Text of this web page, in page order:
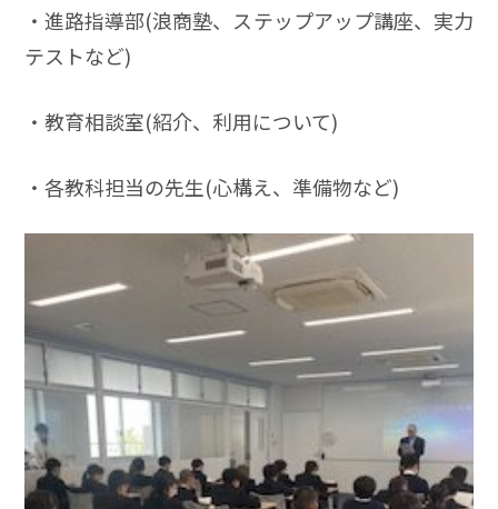
・進路指導部(浪商塾、ステップアップ講座、実力
テストなど)
・教育相談室(紹介、利用について)
・各教科担当の先生(心構え、準備物など)